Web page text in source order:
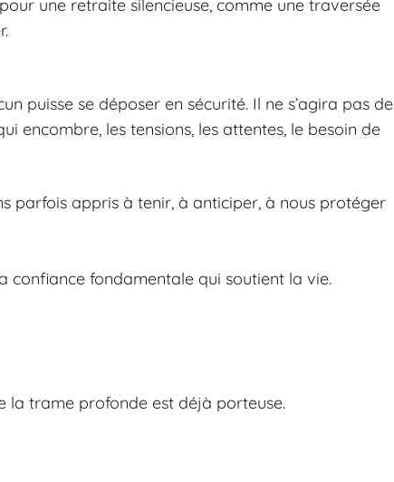
une retraite silencieuse, comme une traversée
puisse se déposer en sécurité. Il ne s’agira pas de
encombre, les tensions, les attentes, le besoin de
parfois appris à tenir, à anticiper, à nous protéger
confiance fondamentale qui soutient la vie.
la trame profonde est déjà porteuse.